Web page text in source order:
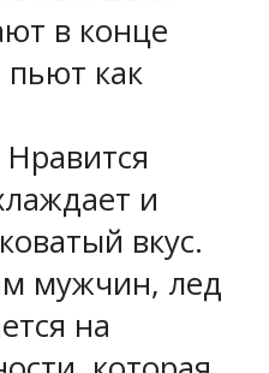
в конце
как
и
вкус.
мужчин, лед
на